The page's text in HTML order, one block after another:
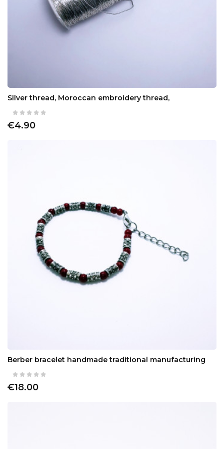
Silver thread, Moroccan embroidery thread,
€4.90
Berber bracelet handmade traditional manufacturing
€18.00